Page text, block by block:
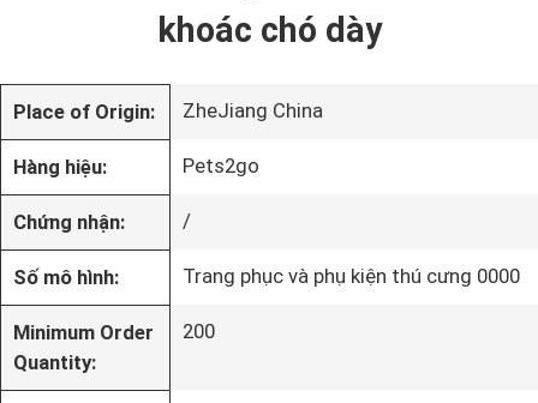
SẢN
PHẨM
VỀ
CHÚNG
TÔI
khoác chó dày
Place of Origin: ZheJiang China
Hàng hiệu: Pets2go
Chứng nhận: /
Số mô hình: Trang phục và phụ kiện thú cưng 0000
Minimum Order
Quantity:
200